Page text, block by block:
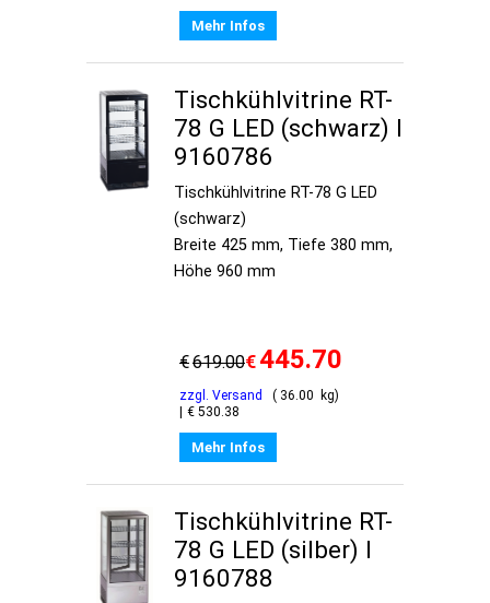
Mehr Infos
Tischkühlvitrine RT-
78 G LED (schwarz) I
9160786
Tischkühlvitrine RT-78 G LED
(schwarz)
Breite 425 mm, Tiefe 380 mm,
Höhe 960 mm
€619.00€445.70
zzgl. Versand 36.00
kg
€ 530.38
Mehr Infos
Tischkühlvitrine RT-
78 G LED (silber) I
9160788